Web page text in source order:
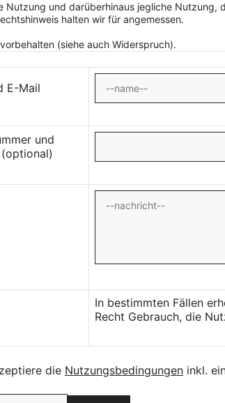
Nutzung und darüberhinaus jegliche
halten wir für angemessen.
(siehe auch Widerspruch).
E-Mail
und
In bestimmten Fällen
Recht Gebrauch, die
die Nutzungsbedingungen inkl.